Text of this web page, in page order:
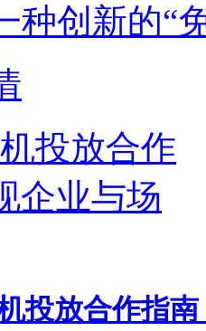
种创新的“
投放合作指